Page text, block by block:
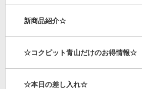
新商品紹介☆
☆コクピット青山だけのお得情報☆
☆本日の差し入れ☆